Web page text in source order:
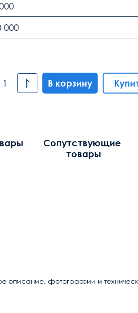
000
В корзину
Сопутствующие
товары
описание, фотографии и